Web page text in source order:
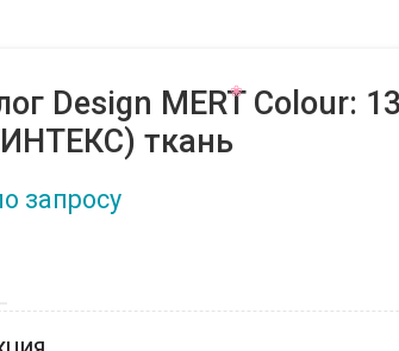
Design MERT Colour:
ткань
запросу